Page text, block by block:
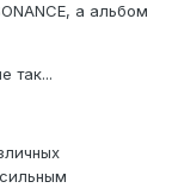
а альбом
так...